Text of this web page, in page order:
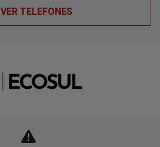
VER TELEFONES